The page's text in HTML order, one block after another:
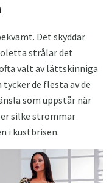
Det skyddar
strålar det
valt av lättskinniga
de flesta av de
som uppstår när
silke strömmar
i kustbrisen.